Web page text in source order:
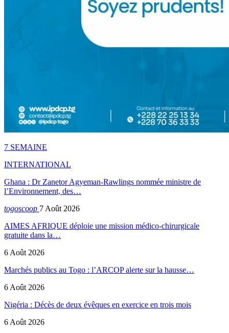
7 SEMAINE
INTERNATIONAL
Ghana : Dr Zanetor Agyeman-Rawlings nommée ministre de
l’Environnement, des…
togoscoop 7 Août 2026
AIMES AFRIQUE déploie une mission médico-chirurgicale
gratuite dans la…
6 Août 2026
Marchés publics au Togo : l’ARCOP alerte sur la hausse…
6 Août 2026
Nigéria : Décès de deux évêques en exercice en trois mois
6 Août 2026